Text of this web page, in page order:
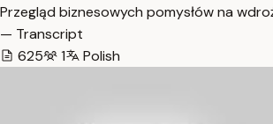
Przegląd biznesowych pomysłów na
— Transcript
625
1 Polish